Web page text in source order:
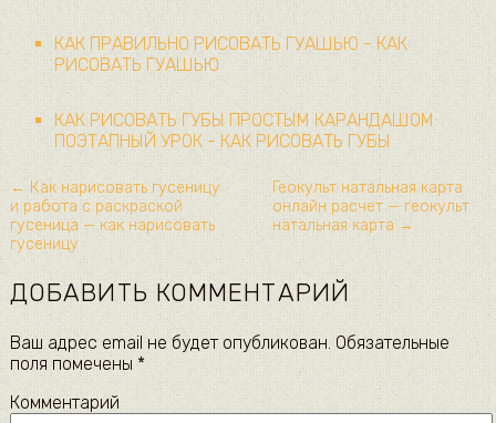
КАК ПРАВИЛЬНО РИСОВАТЬ ГУАШЬЮ - КАК
РИСОВАТЬ ГУАШЬЮ
КАК РИСОВАТЬ ГУБЫ ПРОСТЫМ КАРАНДАШОМ:
ПОЭТАПНЫЙ УРОК - КАК РИСОВАТЬ ГУБЫ
← Как нарисовать гусеницу
и работа с раскраской
гусеница — как нарисовать
гусеницу
Геокульт натальная карта
онлайн расчет — геокульт
натальная карта →
ДОБАВИТЬ КОММЕНТАРИЙ
Ваш адрес email не будет опубликован.Обязательные
поля помечены *
Комментарий